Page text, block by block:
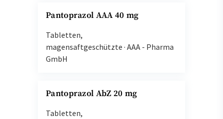
Pantoprazol AAA 40 mg
Tabletten,
magensaftgeschützte · AAA - Pharma
GmbH
Pantoprazol AbZ 20 mg
Tabletten,